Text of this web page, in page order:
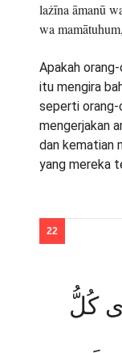
lażīna āmanū
wa
Apakah
itu mengira
seperti orang-
mengerjakan
dan kematian
yang mereka
كُلُّ